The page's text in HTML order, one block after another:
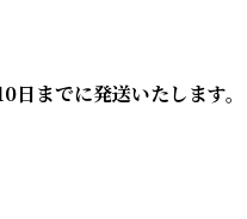
までに発送いたします。